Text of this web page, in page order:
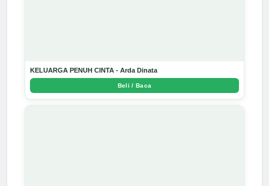
KELUARGA PENUH CINTA - Arda Dinata
Beli / Baca